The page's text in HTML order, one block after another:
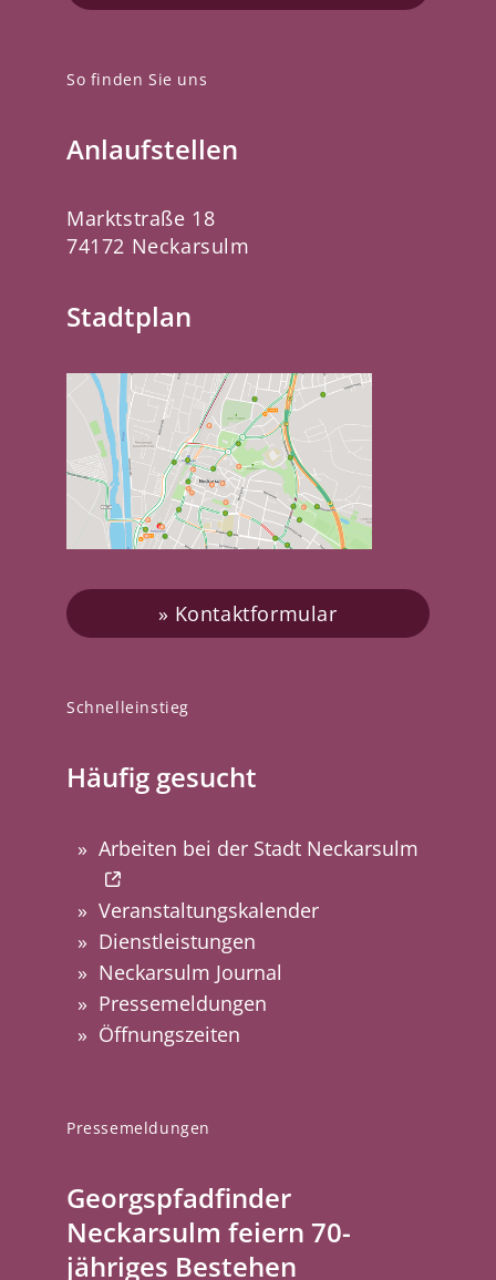
Pressemeldungen
Georgspfadfinder
Neckarsulm feiern 70-
jähriges Bestehen
Schnelleinstieg
Häufig gesucht
Arbeiten bei der Stadt Neckarsulm
Veranstaltungskalender
Dienstleistungen
Neckarsulm Journal
Pressemeldungen
Öffnungszeiten
So finden Sie uns
Anlaufstellen
Marktstraße 18
74172 Neckarsulm
Stadtplan
Kontaktformular